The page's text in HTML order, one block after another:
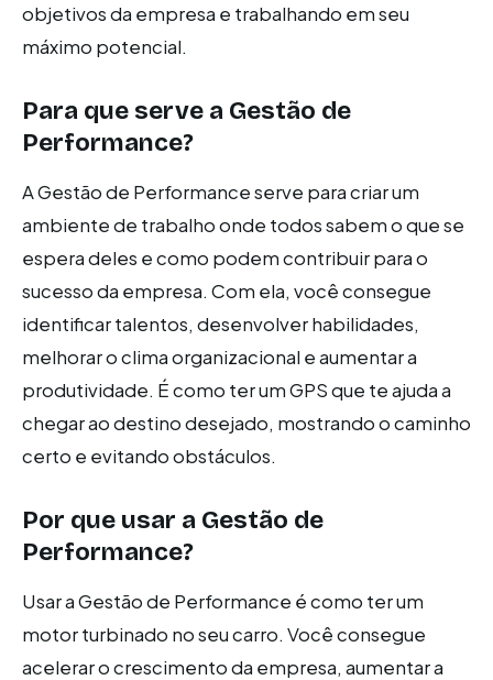
objetivos da empresa e trabalhando em seu
máximo potencial.
Para que serve a Gestão de
Performance?
A Gestão de Performance serve para criar um
ambiente de trabalho onde todos sabem o que se
espera deles e como podem contribuir para o
sucesso da empresa. Com ela, você consegue
identificar talentos, desenvolver habilidades,
melhorar o clima organizacional e aumentar a
produtividade. É como ter um GPS que te ajuda a
chegar ao destino desejado, mostrando o caminho
certo e evitando obstáculos.
Por que usar a Gestão de
Performance?
Usar a Gestão de Performance é como ter um
motor turbinado no seu carro. Você consegue
acelerar o crescimento da empresa, aumentar a